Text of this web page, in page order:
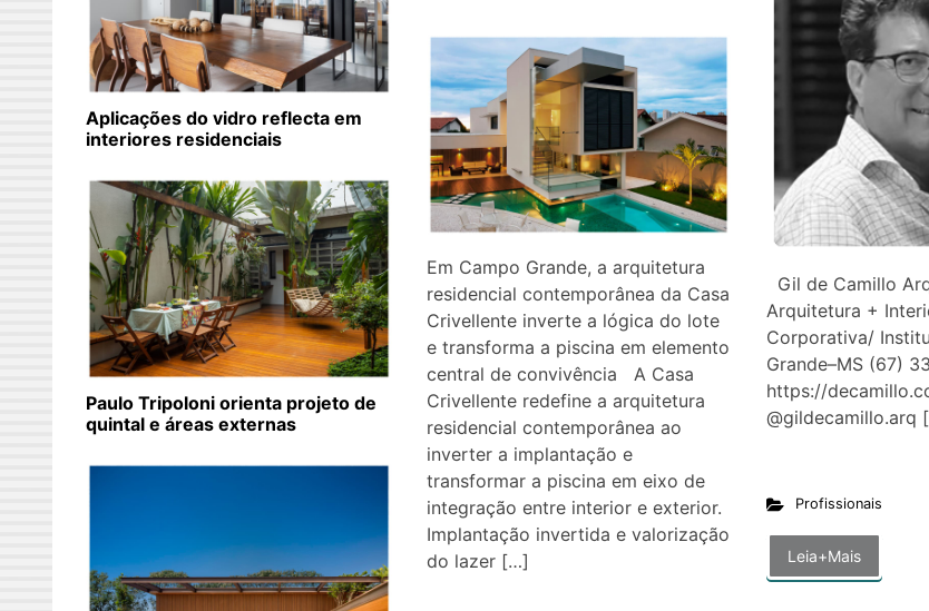
Em Campo Grande, a arquitetura
residencial contemporânea da Casa
Crivellente inverte a lógica do lote
e transforma a piscina em elemento
central de convivência A Casa
Crivellente redefine a arquitetura
residencial contemporânea ao
inverter a implantação e
transformar a piscina em eixo de
integração entre interior e exterior.
Implantação invertida e valorização
do lazer […]
Gil de Camillo
Arquitetura +
Corporativa/
Grande–MS (67)
https://
@gildecamillo.arq
Profissionais
Leia+Mais
Aplicações do vidro reflecta em
interiores residenciais
Paulo Tripoloni orienta projeto de
quintal e áreas externas